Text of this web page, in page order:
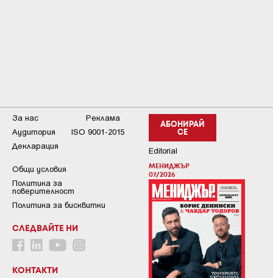
АБОНИРАЙ
СЕ
Editorial
МЕНИДЖЪР
07/2026
За нас
Реклама
Аудитория
ISO 9001-2015
Декларация
Общи условия
Пoлитикa зa
пoвepитeлнocт
Политика за бисквитки
СЛЕДВАЙТЕ НИ
КОНТАКТИ